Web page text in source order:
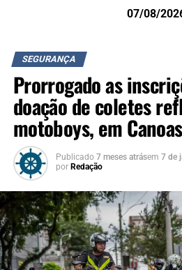
07/08/
SEGURANÇA
Prorrogado as
doação de coletes
motoboys, em Canoas
Publicado 7 meses atrásem 7 de
por Redação